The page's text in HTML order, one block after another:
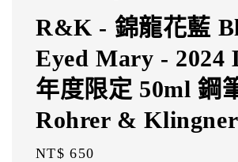
R&K - 錦龍花藍
Eyed Mary - 2024
年度限定 50ml 鋼
Rohrer & Klingner
Regular
NT$ 650